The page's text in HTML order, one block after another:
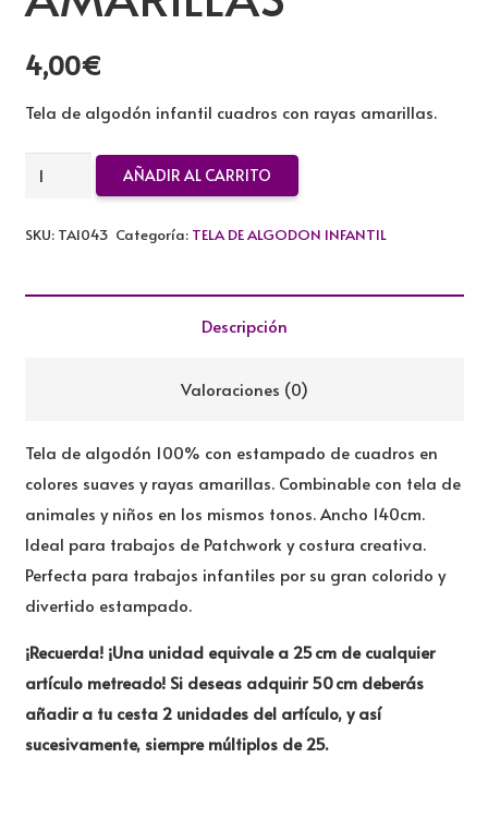
4,00€
Tela de algodón infantil cuadros con rayas amarillas.
TELA
ALGODON
INFANTIL
AÑADIR AL CARRITO
SKU: TAI043 Categoría: TELA DE ALGODON INFANTIL
Descripción
Valoraciones (0)
Tela de algodón 100% con estampado de cuadros en
colores suaves y rayas amarillas. Combinable con tela de
animales y niños en los mismos tonos. Ancho 140cm.
Ideal para trabajos de Patchwork y costura creativa.
Perfecta para trabajos infantiles por su gran colorido y
divertido estampado.
¡Recuerda! ¡Una unidad equivale a 25 cm de cualquier
artículo metreado! Si deseas adquirir 50 cm deberás
añadir a tu cesta 2 unidades del artículo, y así
sucesivamente, siempre múltiplos de 25.